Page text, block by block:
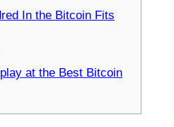
In the Bitcoin Fits
at the Best Bitcoin